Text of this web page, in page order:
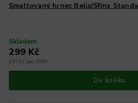
Smaltovaný hrnec Belis/Sfinx
Skladem
247 Kč bez DPH
299 Kč
Do košíku